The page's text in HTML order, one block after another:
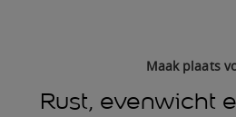
Maak plaats
Rust, evenwicht